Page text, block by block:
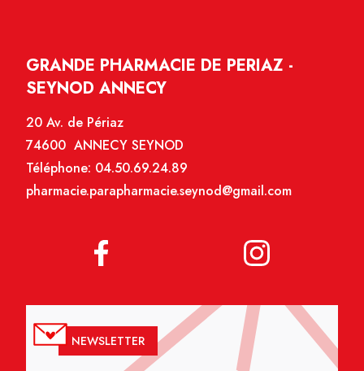
GRANDE PHARMACIE DE PERIAZ -
SEYNOD ANNECY
20 Av. de Périaz
74600 ANNECY SEYNOD
Téléphone: 04.50.69.24.89
pharmacie.parapharmacie.seynod@gmail.com
NEWSLETTER